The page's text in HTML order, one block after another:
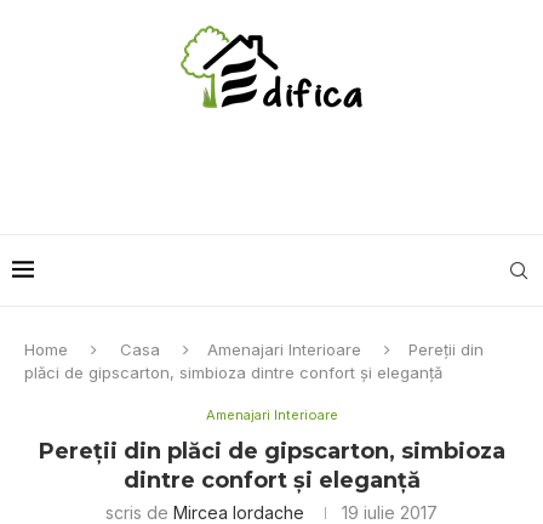
Home Casa Amenajari Interioare
Pereţii din
plăci de gipscarton, simbioza dintre confort şi eleganţă
Amenajari Interioare
Pereţii din plăci de gipscarton, simbioza
dintre confort şi eleganţă
scris de Mircea Iordache 19 iulie 2017